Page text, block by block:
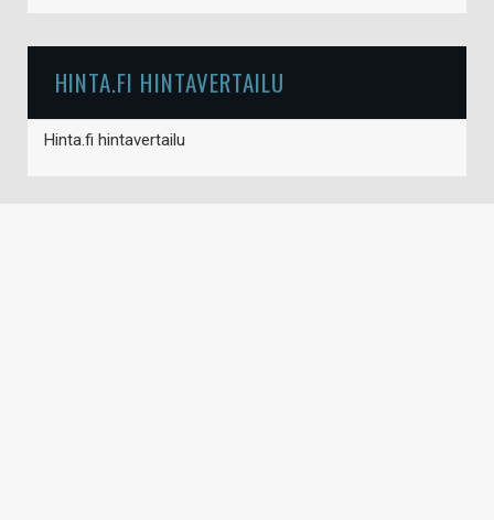
HINTA.FI HINTAVERTAILU
Hinta.fi hintavertailu